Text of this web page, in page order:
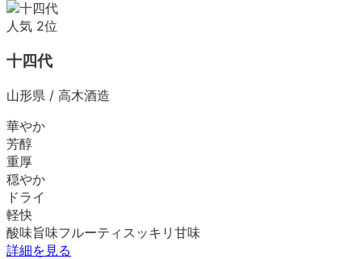
人気 2位
十四代
山形県 / 高木酒造
華やか
芳醇
重厚
穏やか
ドライ
軽快
酸味旨味フルーティ スッキリ 甘味
詳細を見る